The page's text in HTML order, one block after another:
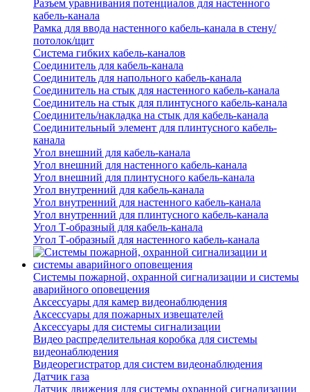
Разъем уравнивания потенциалов для настенного
кабель-канала
Рамка для ввода настенного кабель-канала в стену/
потолок/щит
Система гибких кабель-каналов
Соединитель для кабель-канала
Соединитель для напольного кабель-канала
Соединитель на стык для настенного кабель-канала
Соединитель на стык для плинтусного кабель-канала
Соединитель/накладка на стык для кабель-канала
Соединительный элемент для плинтусного кабель-
канала
Угол внешний для кабель-канала
Угол внешний для настенного кабель-канала
Угол внешний для плинтусного кабель-канала
Угол внутренний для кабель-канала
Угол внутренний для настенного кабель-канала
Угол внутренний для плинтусного кабель-канала
Угол Т-образный для кабель-канала
Угол Т-образный для настенного кабель-канала
Системы пожарной, охранной сигнализации и системы
аварийного оповещения
Аксессуары для камер видеонаблюдения
Аксессуары для пожарных извещателей
Аксессуары для системы сигнализации
Видео распределительная коробка для системы
видеонаблюдения
Видеорегистратор для систем видеонаблюдения
Датчик газа
Датчик движения для системы охранной сигнализации